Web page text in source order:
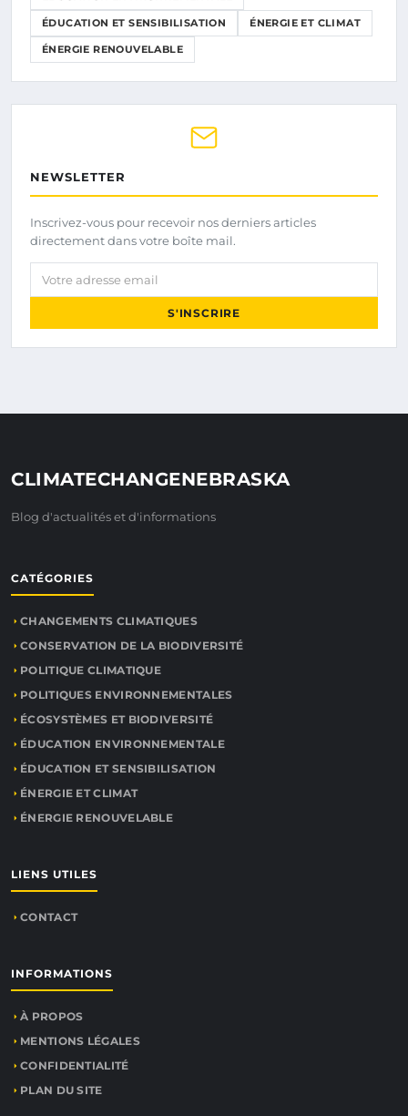
ÉDUCATION ET SENSIBILISATION ÉNERGIE ET CLIMAT
ÉNERGIE RENOUVELABLE
NEWSLETTER
Inscrivez-vous pour recevoir nos derniers articles
directement dans votre boîte mail.
Votre adresse email
S'INSCRIRE
CLIMATECHANGENEBRASKA
Blog d'actualités et d'informations
CATÉGORIES
CHANGEMENTS CLIMATIQUES
CONSERVATION DE LA BIODIVERSITÉ
POLITIQUE CLIMATIQUE
POLITIQUES ENVIRONNEMENTALES
ÉCOSYSTÈMES ET BIODIVERSITÉ
ÉDUCATION ENVIRONNEMENTALE
ÉDUCATION ET SENSIBILISATION
ÉNERGIE ET CLIMAT
ÉNERGIE RENOUVELABLE
LIENS UTILES
CONTACT
INFORMATIONS
À PROPOS
MENTIONS LÉGALES
CONFIDENTIALITÉ
PLAN DU SITE